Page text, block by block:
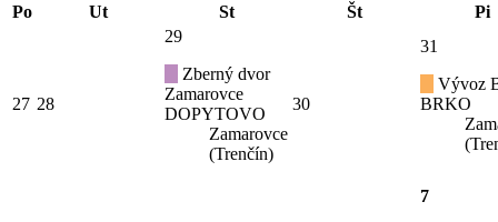
Po
Ut St Št Pi
27 28
29
Zberný dvor
Zamarovce
DOPYTOVO
Zamarovce
(Trenčín)
30
31
Vývoz
BRKO
7